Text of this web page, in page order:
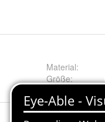
Material:
Größe: